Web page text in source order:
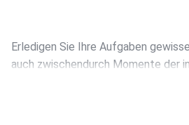
Erledigen Sie Ihre Aufgaben
auch zwischendurch Momente der